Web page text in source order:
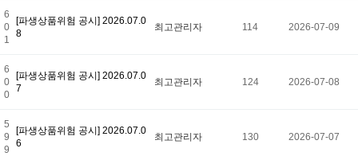
6
0
1
[파생상품위험 공시] 2026.07.0
8
최고관리자 114 2026-07-09
6
0
0
[파생상품위험 공시] 2026.07.0
7
최고관리자 124 2026-07-08
5
9
9
[파생상품위험 공시] 2026.07.0
6
최고관리자 130 2026-07-07